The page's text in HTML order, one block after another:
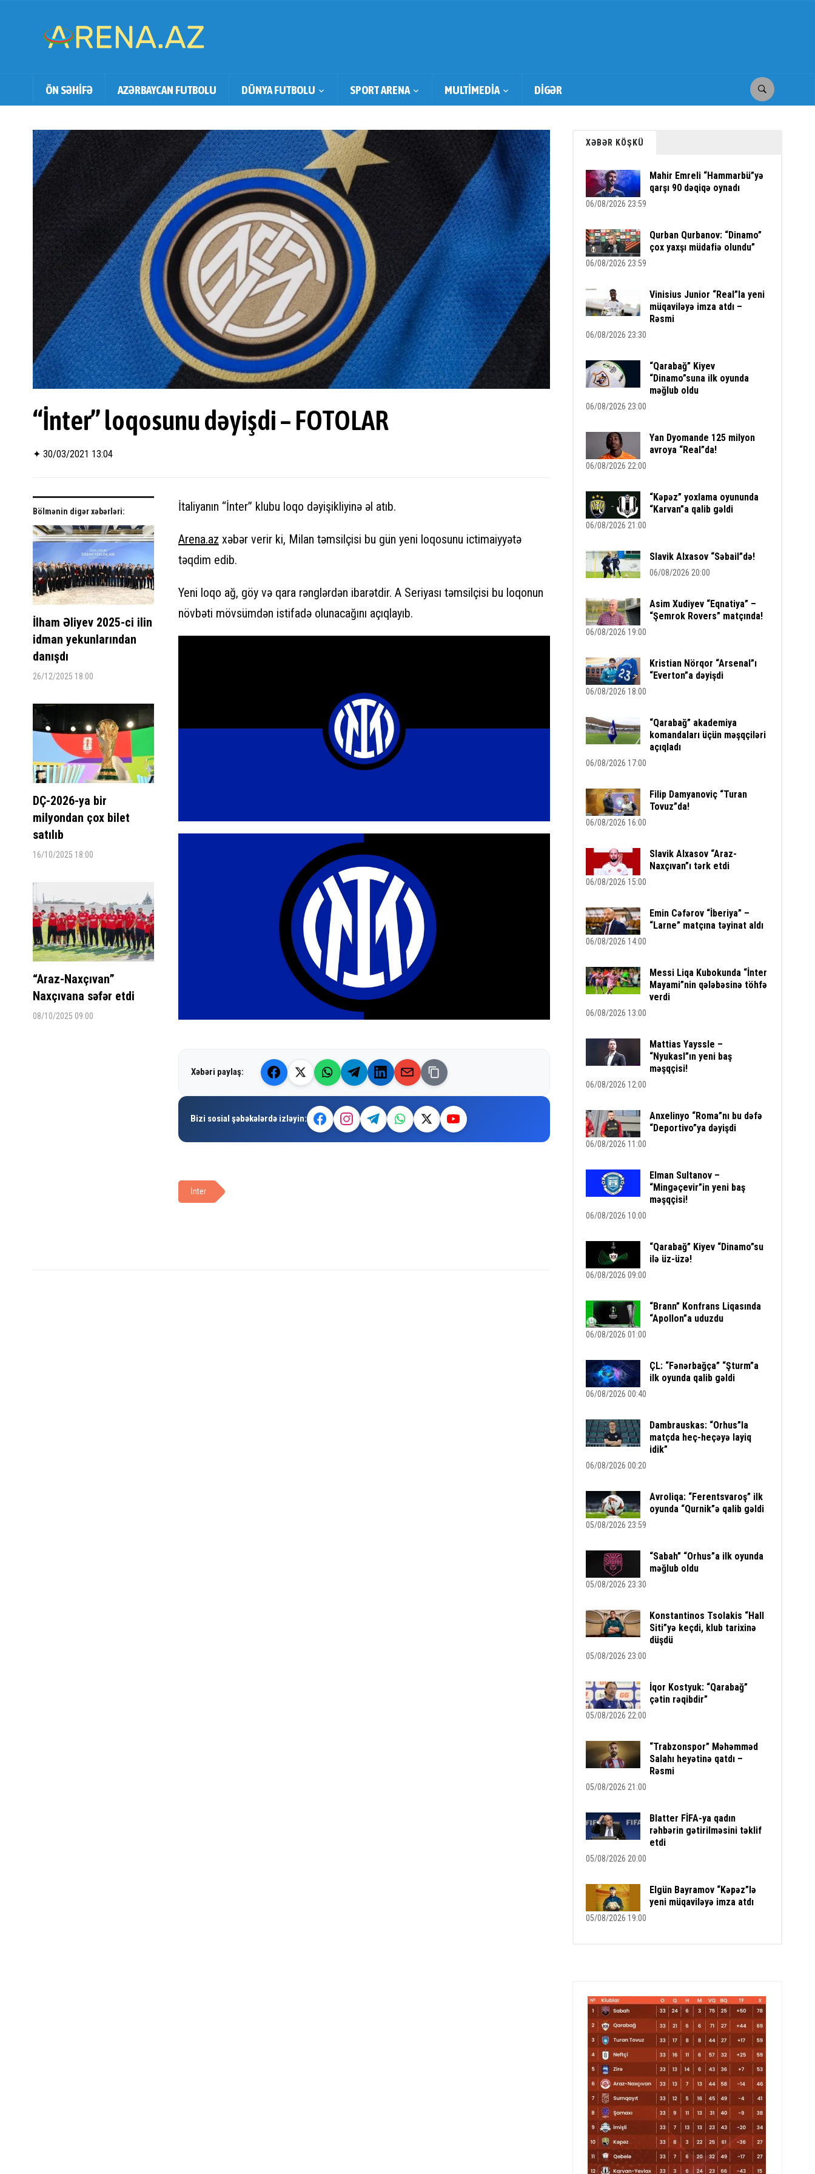
ÖN SƏHİFƏ AZƏRBAYCAN FUTBOLU DÜNYA FUTBOLU SPORT ARENA MULTİMEDİA DİGƏR
“İnter” loqosunu dəyişdi – FOTOLAR
✦ 30/03/2021 13:04
Bölmənin digər xəbərləri:
İlham Əliyev 2025-ci ilin
idman yekunlarından
danışdı
26/12/2025 18:00
DÇ-2026-ya bir
milyondan çox bilet
satılıb
16/10/2025 18:00
“Araz-Naxçıvan”
Naxçıvana səfər etdi
08/10/2025 09:00
İtaliyanın “İnter” klubu loqo dəyişikliyinə əl atıb.
Arena.az xəbər verir ki, Milan təmsilçisi bu gün yeni loqosunu ictimaiyyətə
təqdim edib.
Yeni loqo ağ, göy və qara rənglərdən ibarətdir. A Seriyası təmsilçisi bu loqonun
növbəti mövsümdən istifadə olunacağını açıqlayıb.
Xəbəri paylaş:
Bizi sosial şəbəkələrdə izləyin:
İnter
XƏBƏR KÖŞKÜ
Mahir Emreli “Hammarbü”yə
qarşı 90 dəqiqə oynadı
06/08/2026 23:59
Qurban Qurbanov: “Dinamo”
çox yaxşı müdafiə olundu”
06/08/2026 23:59
Vinisius Junior “Real”la yeni
müqaviləyə imza atdı –
Rəsmi
06/08/2026 23:30
“Qarabağ” Kiyev
“Dinamo”suna ilk oyunda
məğlub oldu
06/08/2026 23:00
Yan Dyomande 125 milyon
avroya “Real”da!
06/08/2026 22:00
“Kəpəz” yoxlama oyununda
“Karvan”a qalib gəldi
06/08/2026 21:00
Slavik Alxasov “Səbail”də!
06/08/2026 20:00
Asim Xudiyev “Eqnatiya” –
“Şemrok Rovers” matçında!
06/08/2026 19:00
Kristian Nörqor “Arsenal”ı
“Everton”a dəyişdi
06/08/2026 18:00
“Qarabağ” akademiya
komandaları üçün məşqçiləri
açıqladı
06/08/2026 17:00
Filip Damyanoviç “Turan
Tovuz”da!
06/08/2026 16:00
Slavik Alxasov “Araz-
Naxçıvan”ı tərk etdi
06/08/2026 15:00
Emin Cəfərov “İberiya” –
“Larne” matçına təyinat aldı
06/08/2026 14:00
Messi Liqa Kubokunda “İnter
Mayami”nin qələbəsinə töhfə
verdi
06/08/2026 13:00
Mattias Yayssle –
“Nyukasl”ın yeni baş
məşqçisi!
06/08/2026 12:00
Anxelinyo “Roma”nı bu dəfə
“Deportivo”ya dəyişdi
06/08/2026 11:00
Elman Sultanov –
“Mingəçevir”in yeni baş
məşqçisi!
06/08/2026 10:00
“Qarabağ” Kiyev “Dinamo”su
ilə üz-üzə!
06/08/2026 09:00
“Brann” Konfrans Liqasında
“Apollon”a uduzdu
06/08/2026 01:00
ÇL: “Fənərbağça” “Şturm”a
ilk oyunda qalib gəldi
06/08/2026 00:40
Dambrauskas: “Orhus”la
matçda heç-heçəyə layiq
idik”
06/08/2026 00:20
Avroliqa: “Ferentsvaroş” ilk
oyunda “Qurnik”ə qalib gəldi
05/08/2026 23:59
“Sabah” “Orhus”a ilk oyunda
məğlub oldu
05/08/2026 23:30
Konstantinos Tsolakis “Hall
Siti”yə keçdi, klub tarixinə
düşdü
05/08/2026 23:00
İqor Kostyuk: “Qarabağ”
çətin rəqibdir”
05/08/2026 22:00
“Trabzonspor” Məhəmməd
Salahı heyətinə qatdı –
Rəsmi
05/08/2026 21:00
Blatter FİFA-ya qadın
rəhbərin gətirilməsini təklif
etdi
05/08/2026 20:00
Elgün Bayramov “Kəpəz”lə
yeni müqaviləyə imza atdı
05/08/2026 19:00